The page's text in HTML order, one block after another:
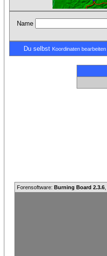
Name
Du selbst Koordinaten bearbeiten
Forensoftware: Burning Board 2.3.6